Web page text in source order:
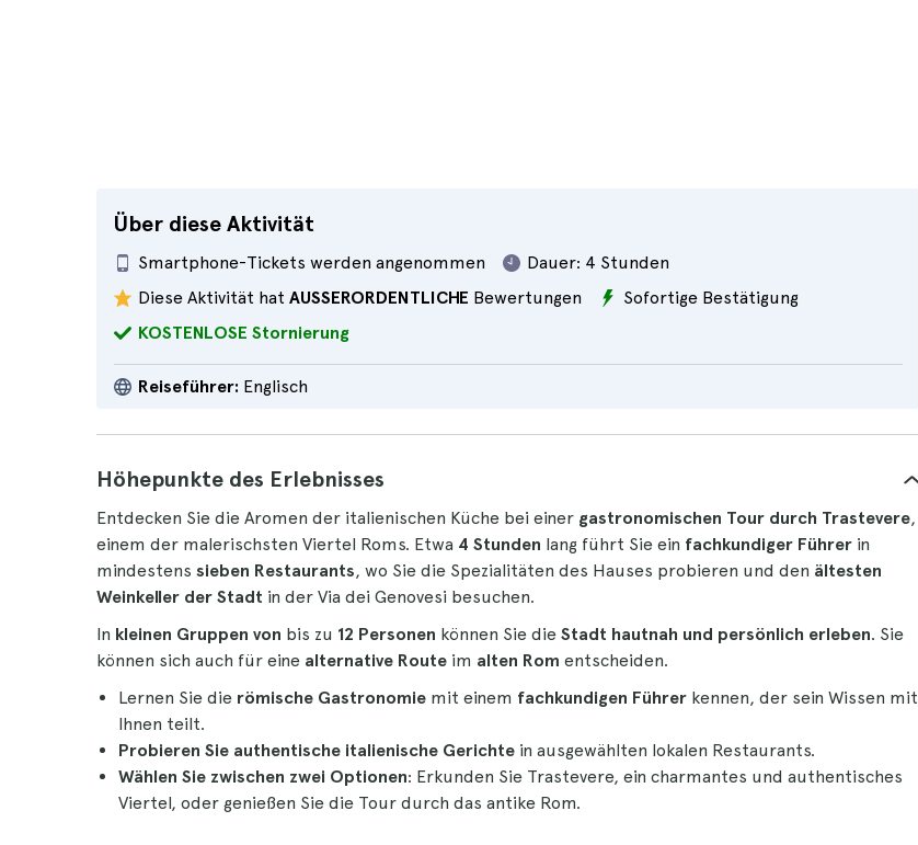
Über diese Aktivität
Smartphone-Tickets werden angenommen Dauer: 4 Stunden
Diese Aktivität hat AUSSERORDENTLICHE Bewertungen
Sofortige Bestätigung
KOSTENLOSE Stornierung
Reiseführer: Englisch
Höhepunkte des Erlebnisses
Entdecken Sie die Aromen der italienischen Küche bei einer gastronomischen Tour durch Trastevere,
einem der malerischsten Viertel Roms. Etwa 4 Stunden lang führt Sie ein fachkundiger Führer in
mindestens sieben Restaurants, wo Sie die Spezialitäten des Hauses probieren und den ältesten
Weinkeller der Stadt in der Via dei Genovesi besuchen.
In kleinen Gruppen von bis zu 12 Personen können Sie die Stadt hautnah und persönlich erleben. Sie
können sich auch für eine alternative Route im alten Rom entscheiden.
Lernen Sie die römische Gastronomie mit einem fachkundigen Führer kennen, der sein Wissen mit
Ihnen teilt.
Probieren Sie authentische italienische Gerichte in ausgewählten lokalen Restaurants.
Wählen Sie zwischen zwei Optionen: Erkunden Sie Trastevere, ein charmantes und authentisches
Viertel, oder genießen Sie die Tour durch das antike Rom.